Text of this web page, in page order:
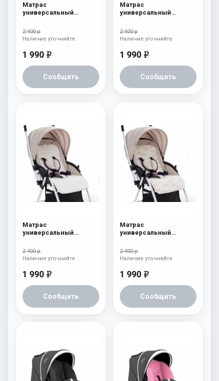
Матрас
универсальный
Star
2 400 р
1 990 e
Сообщить
Наличие уточняйте
Матрас
универсальный
Three Lines
2 400 р
1 990 e
Сообщить
Наличие уточняйте
Матрас
универсальный
Heart
2 400 р
1 990 e
Сообщить
Наличие уточняйте
Матрас
универсальный
Clouds
2 400 р
1 990 e
Сообщить
Наличие уточняйте